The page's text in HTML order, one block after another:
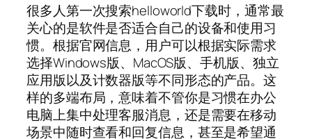
很多人第一次搜索helloworld下载时，通常最
关心的是软件是否适合自己的设备和使用习
惯。根据官网信息，用户可以根据实际需求
选择Windows版、MacOS版、手机版、独立
应用版以及计数器版等不同形态的产品。这
样的多端布局，意味着不管你是习惯在办公
电脑上集中处理客服消息，还是需要在移动
场景中随时查看和回复信息，甚至是希望通